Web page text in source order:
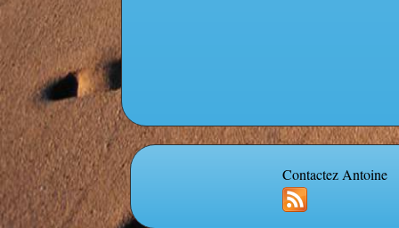
Contactez Antoine